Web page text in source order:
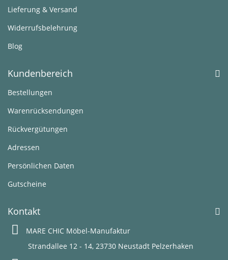
Lieferung & Versand
Widerrufsbelehrung
Blog
Kundenbereich
Bestellungen
Warenrücksendungen
Rückvergütungen
Adressen
Persönlichen Daten
Gutscheine
Kontakt
MARE CHIC Möbel-Manufaktur
Strandallee 12 - 14, 23730 Neustadt Pelzerhaken